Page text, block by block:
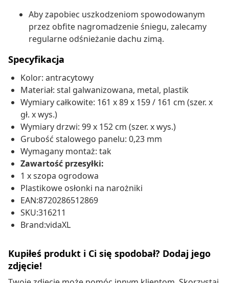
Aby zapobiec uszkodzeniom spowodowanym
przez obfite nagromadzenie śniegu, zalecamy
regularne odśnieżanie dachu zimą.
Specyfikacja
Kolor: antracytowy
Materiał: stal galwanizowana, metal, plastik
Wymiary całkowite: 161 x 89 x 159 / 161 cm (szer. x
gł. x wys.)
Wymiary drzwi: 99 x 152 cm (szer. x wys.)
Grubość stalowego panelu: 0,23 mm
Wymagany montaż: tak
Zawartość przesyłki:
1 x szopa ogrodowa
Plastikowe osłonki na narożniki
EAN:8720286512869
SKU:316211
Brand:vidaXL
Kupiłeś produkt i Ci się spodobał? Dodaj jego
zdjęcie!